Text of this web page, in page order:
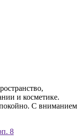
и косметике.
С вниманием
8